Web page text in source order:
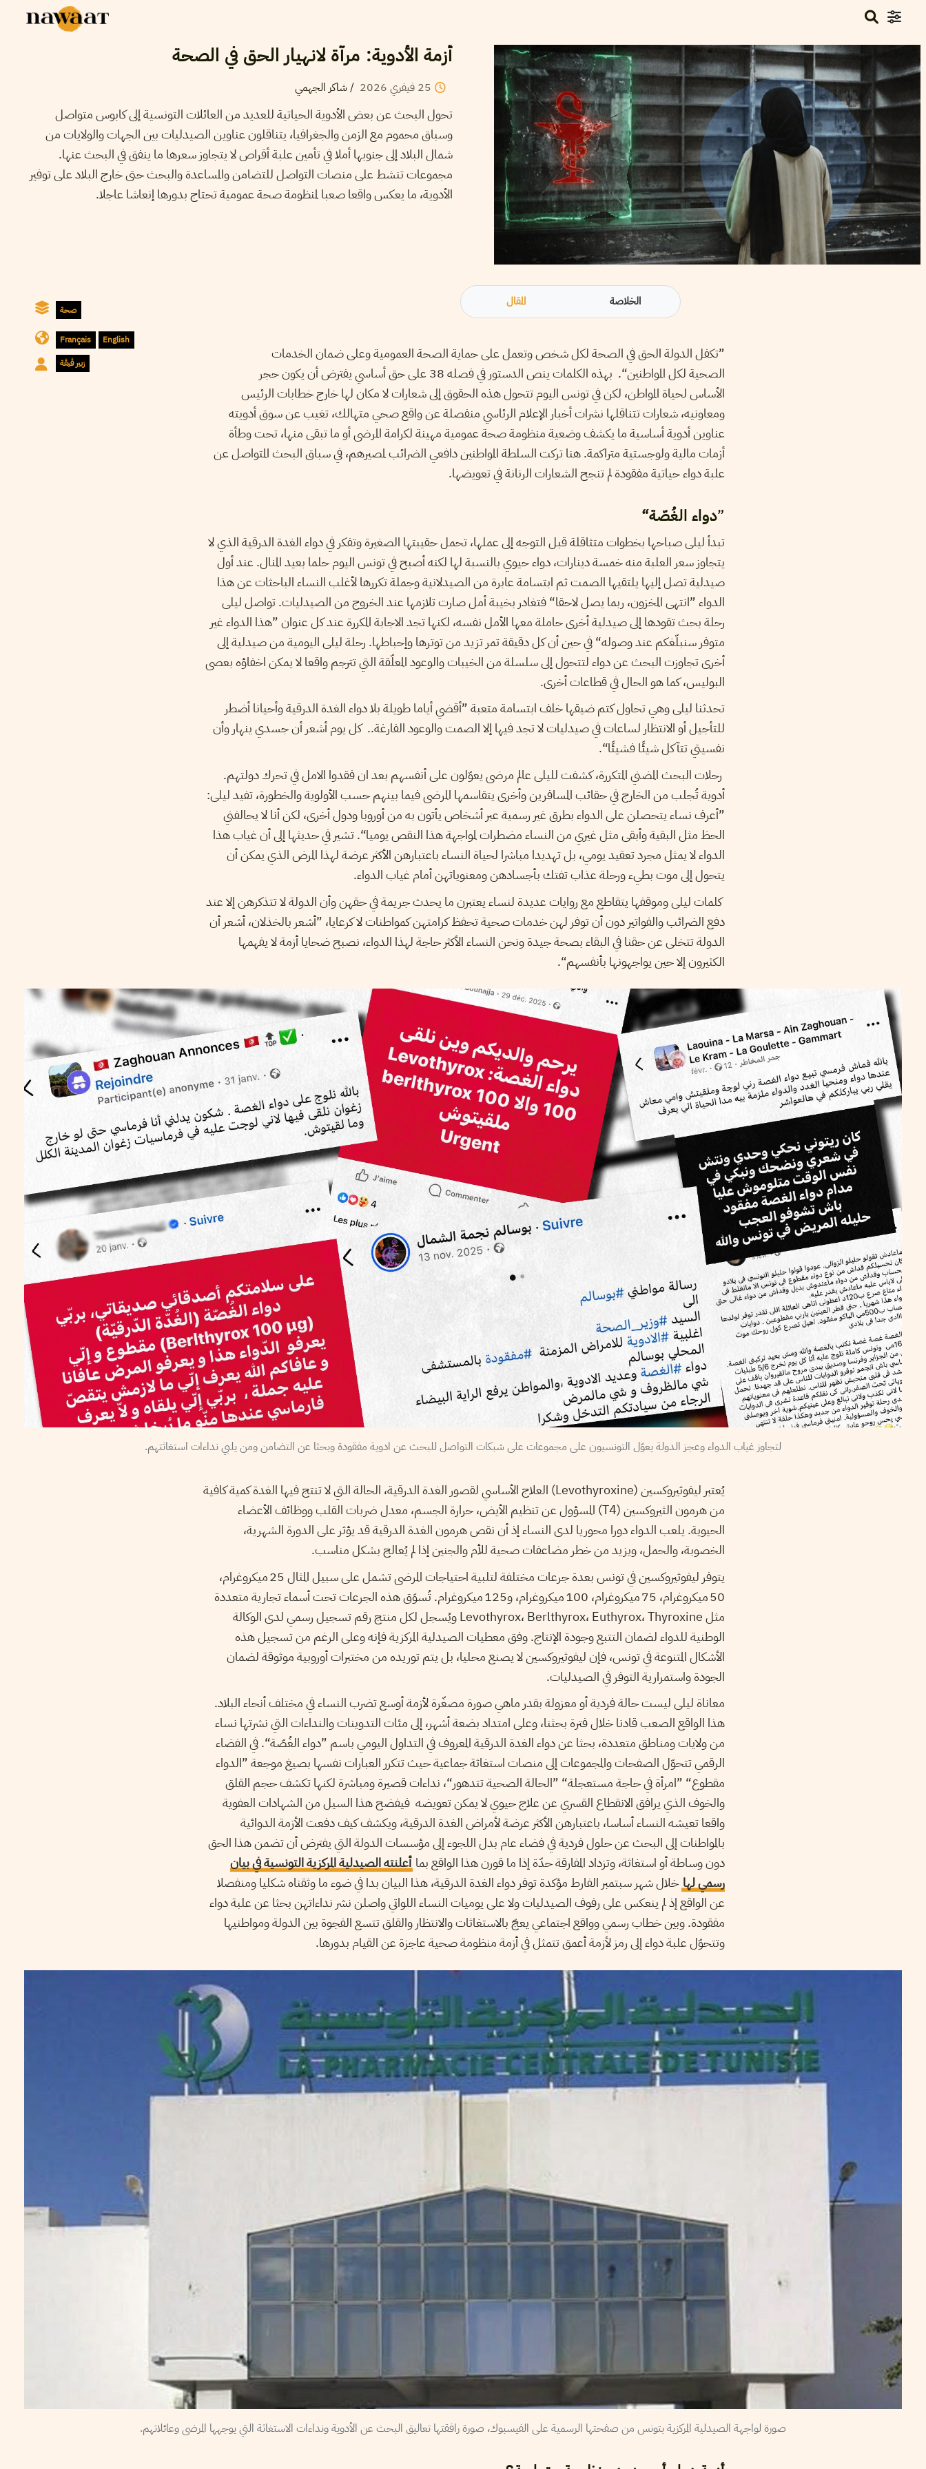
أزمة الأدوية: مرآة لانهيار الحق في الصحة
25 فيفري 2026
/شاكر الجهمي
تحول البحث عن بعض الأدوية الحياتية للعديد من العائلات التونسية إلى كابوس متواصل
وسباق محموم مع الزمن والجغرافيا، يتناقلون عناوين الصيدليات بين الجهات والولايات من
شمال البلاد إلى جنوبها أملا في تأمين علبة أقراص لا يتجاوز سعرها ما ينفق في البحث عنها.
مجموعات تنشط على منصات التواصل للتضامن والمساعدة والبحث حتى خارج البلاد على توفير
الأدوية، ما يعكس واقعا صعبا لمنظومة صحة عمومية تحتاج بدورها إنعاشا عاجلا.
صحة
Français
English
زبير ڨيڨة
الخلاصة المقال
”تكفل الدولة الحق في الصحة لكل شخص وتعمل على حماية الصحة العمومية وعلى ضمان الخدمات
الصحية لكل المواطنين“. بهذه الكلمات ينص الدستور في فصله 38 على حق أساسي يفترض أن يكون حجر
الأساس لحياة المواطن، لكن في تونس اليوم تتحول هذه الحقوق إلى شعارات لا مكان لها خارج خطابات الرئيس
ومعاونيه، شعارات تتناقلها نشرات أخبار الإعلام الرئاسي منفصلة عن واقع صحي متهالك، تغيب عن سوق أدويته
عناوين أدوية أساسية ما يكشف وضعية منظومة صحة عمومية مهينة لكرامة المرضى أو ما تبقى منها، تحت وطأة
أزمات مالية ولوجستية متراكمة. هنا تركت السلطة المواطنين دافعي الضرائب لمصيرهم، في سباق البحث المتواصل عن
علبة دواء حياتية مفقودة لم تنجح الشعارات الرنانة في تعويضها.
”دواء الغُصّة“
تبدأ ليلى صباحها بخطوات متثاقلة قبل التوجه إلى عملها، تحمل حقيبتها الصغيرة وتفكر في دواء الغدة الدرقية الذي لا
يتجاوز سعر العلبة منه خمسة دينارات، دواء حيوي بالنسبة لها لكنه أصبح في تونس اليوم حلما بعيد المنال. عند أول
صيدلية تصل إليها يلتقيها الصمت ثم ابتسامة عابرة من الصيدلانية وجملة تكررها لأغلب النساء الباحثات عن هذا
الدواء”انتهى المخزون، ربما يصل لاحقا“ فتغادر بخيبة أمل صارت تلازمها عند الخروج من الصيدليات. تواصل ليلى
رحلة بحث تقودها إلى صيدلية أخرى حاملة معها الأمل نفسه، لكنها تجد الاجابة المكررة عند كل عنوان”هذا الدواء غير
متوفر سنبلّغكم عند وصوله“ في حين أن كل دقيقة تمر تزيد من توترها وإحباطها. رحلة ليلى اليومية من صيدلية إلى
أخرى تجاوزت البحث عن دواء لتتحول إلى سلسلة من الخيبات والوعود المعلّقة التي تترجم واقعا لا يمكن اخفاؤه بعصى
البوليس، كما هو الحال في قطاعات أخرى.
تحدثنا ليلى وهي تحاول كتم ضيقها خلف ابتسامة متعبة ”أقضي أياما طويلة بلا دواء الغدة الدرقية وأحيانا أضطر
للتأجيل أو الانتظار لساعات في صيدليات لا تجد فيها إلا الصمت والوعود الفارغة.. كل يوم أشعر أن جسدي ينهار وأن
نفسيتي تتآكل شيئًا فشيئًا“.
رحلات البحث المضني المتكررة، كشفت لليلى عالم مرضى يعوّلون على أنفسهم بعد ان فقدوا الامل في تحرك دولتهم.
أدوية تُجلب من الخارج في حقائب المسافرين وأخرى يتقاسمها المرضى فيما بينهم حسب الأولوية والخطورة، تفيد ليلى:
”أعرف نساء يتحصلن على الدواء بطرق غير رسمية عبر أشخاص يأتون به من أوروبا ودول أخرى، لكن أنا لا يحالفني
الحظ مثل البقية وأبقى مثل غيري من النساء مضطرات لمواجهة هذا النقص يوميا“. تشير في حديثها إلى أن غياب هذا
الدواء لا يمثل مجرد تعقيد يومي، بل تهديدا مباشرا لحياة النساء باعتبارهن الأكثر عرضة لهذا المرض الذي يمكن أن
يتحول إلى موت بطيء ورحلة عذاب تفتك بأجسادهن ومعنوياتهن أمام غياب الدواء.
كلمات ليلى وموقفها يتقاطع مع روايات عديدة لنساء يعتبرن ما يحدث جريمة في حقهن وأن الدولة لا تتذكرهن إلا عند
دفع الضرائب والفواتير دون أن توفر لهن خدمات صحية تحفظ كرامتهن كمواطنات لا كرعايا، ”أشعر بالخذلان، أشعر أن
الدولة تتخلى عن حقنا في البقاء بصحة جيدة ونحن النساء الأكثر حاجة لهذا الدواء، نصبح ضحايا أزمة لا يفهمها
الكثيرون إلا حين يواجهونها بأنفسهم“.
لتجاوز غياب الدواء وعجز الدولة يعوّل التونسيون على مجموعات على شبكات التواصل للبحث عن ادوية مفقودة وبحثا عن التضامن ومن يلبي نداءات استغاثتهم.
يُعتبر ليفوثيروكسين (Levothyroxine) العلاج الأساسي لقصور الغدة الدرقية، الحالة التي لا تنتج فيها الغدة كمية كافية
من هرمون الثيروكسين (T4) المسؤول عن تنظيم الأيض، حرارة الجسم، معدل ضربات القلب ووظائف الأعضاء
الحيوية. يلعب الدواء دورا محوريا لدى النساء إذ أن نقص هرمون الغدة الدرقية قد يؤثر على الدورة الشهرية،
الخصوبة، والحمل، ويزيد من خطر مضاعفات صحية للأم والجنين إذا لم يُعالج بشكل مناسب.
يتوفر ليفوثيروكسين في تونس بعدة جرعات مختلفة لتلبية احتياجات المرضى تشمل على سبيل المثال 25 ميكروغرام،
50 ميكروغرام، 75 ميكروغرام، 100 ميكروغرام، و125 ميكروغرام. تُسوَق هذه الجرعات تحت أسماء تجارية متعددة
مثل Levothyrox، Berlthyrox، Euthyrox، Thyroxine ويُسجل لكل منتج رقم تسجيل رسمي لدى الوكالة
الوطنية للدواء لضمان التتبع وجودة الإنتاج. وفق معطيات الصيدلية المركزية فإنه وعلى الرغم من تسجيل هذه
الأشكال المتنوعة في تونس، فإن ليفوثيروكسين لا يصنع محليا، بل يتم توريده من مختبرات أوروبية موثوقة لضمان
الجودة واستمرارية التوفر في الصيدليات.
معاناة ليلى ليست حالة فردية أو معزولة بقدر ماهي صورة مصغّرة لأزمة أوسع تضرب النساء في مختلف أنحاء البلاد.
هذا الواقع الصعب قادنا خلال فترة بحثنا، وعلى امتداد بضعة أشهر، إلى مئات التدوينات والنداءات التي نشرتها نساء
من ولايات ومناطق متعددة، بحثا عن دواء الغدة الدرقية المعروف في التداول اليومي باسم ”دواء الغُصّة“. في الفضاء
الرقمي تتحوّل الصفحات والمجموعات إلى منصات استغاثة جماعية حيث تتكرر العبارات نفسها بصيغ موجعة”الدواء
مقطوع“
”امرأةفي حاجة مستعجلة“ ”الحالة الصحيةتتدهور“، نداءات قصيرة ومباشرة لكنها تكشف حجم القلق
والخوف الذي يرافق الانقطاع القسري عن علاج حيوي لا يمكن تعويضه فيفضح هذا السيل من الشهادات العفوية
واقعا تعيشه النساء أساسا، باعتبارهن الأكثر عرضة لأمراض الغدة الدرقية، ويكشف كيف دفعت الأزمة الدوائية
بالمواطنات إلى البحث عن حلول فردية في فضاء عام بدل اللجوء إلى مؤسسات الدولة التي يفترض أن تضمن هذا الحق
دون وساطة أو استغاثة، وتزداد المفارقة حدّة إذا ما قورن هذا الواقع بما أعلنته الصيدلية المركزية التونسية في بيان
رسمي لها خلال شهر سبتمبر الفارط مؤكدة توفر دواء الغدة الدرقية، هذا البيان بدا في ضوء ما وثقناه شكليا ومنفصلا
عن الواقع إذ لم ينعكس على رفوف الصيدليات ولا على يوميات النساء اللواتي واصلن نشر نداءاتهن بحثا عن علبة دواء
مفقودة. وبين خطاب رسمي وواقع اجتماعي يعجّ بالاستغاثات والانتظار والقلق تتسع الفجوة بين الدولة ومواطنيها
وتتحوّل علبة دواء إلى رمز لأزمة أعمق تتمثل في أزمة منظومة صحية عاجزة عن القيام بدورها.
صورة لواجهة الصيدلية المركزية بتونس من صفحتها الرسمية على الفيسبوك، صورة رافقتها تعاليق البحث عن الأدوية ونداءات الاستغاثة التي يوجهها المرضى وعائلاتهم.